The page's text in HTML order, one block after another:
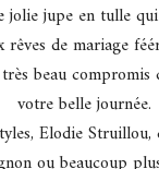
jolie jupe en tulle
de mariage
beau
votre belle journée.
Elodie